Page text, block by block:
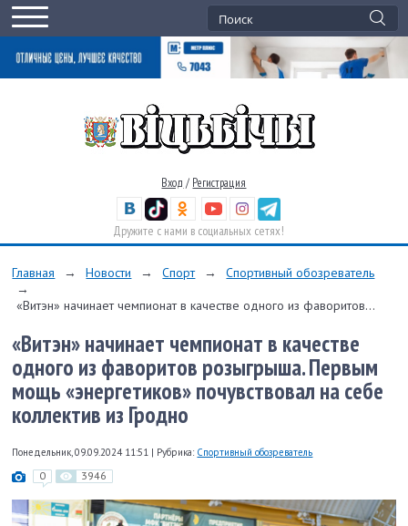
Вход / Регистрация
Дружите с нами в социальных сетях!
Главная → Новости → Спорт →
Спортивный обозреватель
→
«Витэн» начинает чемпионат в качестве одного из фаворитов...
«Витэн» начинает чемпионат в качестве
одного из фаворитов розыгрыша. Первым
мощь «энергетиков» почувствовал на себе
коллектив из Гродно
Понедельник, 09.09.2024 11:51 | Рубрика: Спортивный обозреватель
0 3946